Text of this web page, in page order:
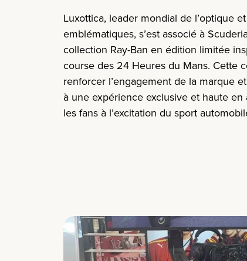
Luxottica, leader mondial de l’optique
emblématiques, s’est associé à
collection Ray-Ban en édition limitée
course des 24 Heures du Mans. Cette
renforcer l’engagement de la marque
à une expérience exclusive et haute en
les fans à l’excitation du sport